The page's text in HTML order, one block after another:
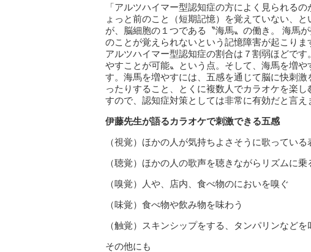
「アルツハイマー型認知症の⽅によく⾒られる
ょっと前のこと（短期記憶）を覚えていない、
が、脳細胞の１つである〝海⾺〟の働き。 海⾺
のことが覚えられないという記憶障害が起こり
アルツハイマー型認知症の割合は７割弱ほどで
やすことが可能〟という点。そして、海⾺を増
す。海⾺を増やすには、五感を通じて脳に快刺
ったりすること、とくに複数⼈でカラオケを楽
すので、認知症対策としては⾮常に有効だと⾔え
伊藤先⽣が語るカラオケで刺激できる五感
（視覚）ほかの⼈が気持ちよさそうに歌ってい
（聴覚）ほかの⼈の歌声を聴きながらリズムに乗
（嗅覚）⼈や、店内、⾷べ物のにおいを嗅ぐ
（味覚）⾷べ物や飲み物を味わう
（触覚）スキンシップをする、タンパリンなど
その他にも